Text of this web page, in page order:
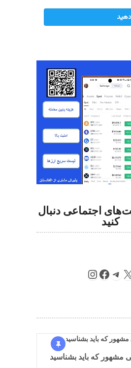
اجتماعی دنبال
کنید
Telegram
Facebook
Instagram
مشهور که باید بشناسید